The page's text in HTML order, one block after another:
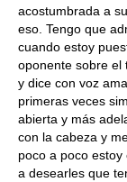
acostumbrada a
eso. Tengo que
cuando estoy
oponente sobre el
y dice con voz
primeras veces
abierta y más
con la cabeza y
poco a poco
a desearles que